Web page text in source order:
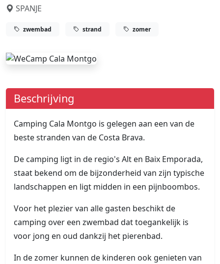
SPANJE
zwembad strand zomer
Beschrijving
Camping Cala Montgo is gelegen aan een van de
beste stranden van de Costa Brava.
De camping ligt in de regio's Alt en Baix Emporada,
staat bekend om de bijzonderheid van zijn typische
landschappen en ligt midden in een pijnboombos.
Voor het plezier van alle gasten beschikt de
camping over een zwembad dat toegankelijk is
voor jong en oud dankzij het pierenbad.
In de zomer kunnen de kinderen ook genieten van